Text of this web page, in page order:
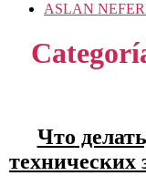
ASLAN
Что
технических